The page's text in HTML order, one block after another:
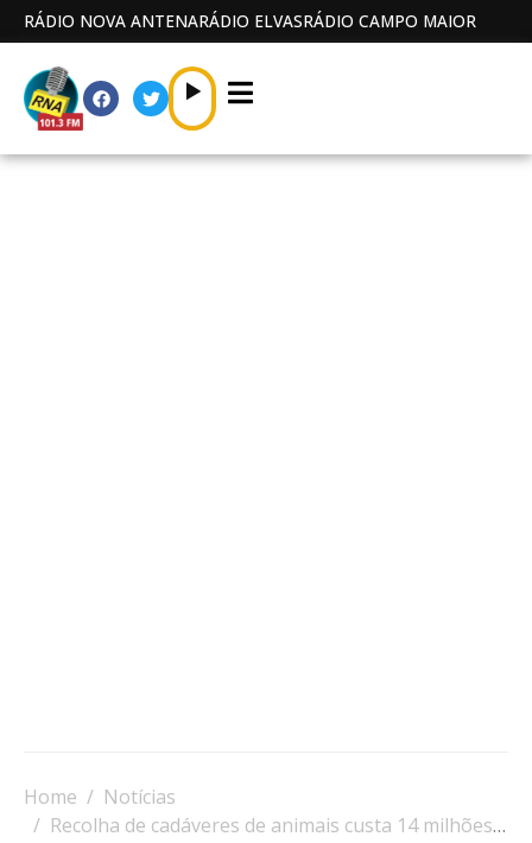
RÁDIO NOVA ANTENARÁDIO ELVASRÁDIO CAMPO MAIOR
Home
Notícias
Recolha de cadáveres de animais custa 14 milhões de euros/ano ao Estado